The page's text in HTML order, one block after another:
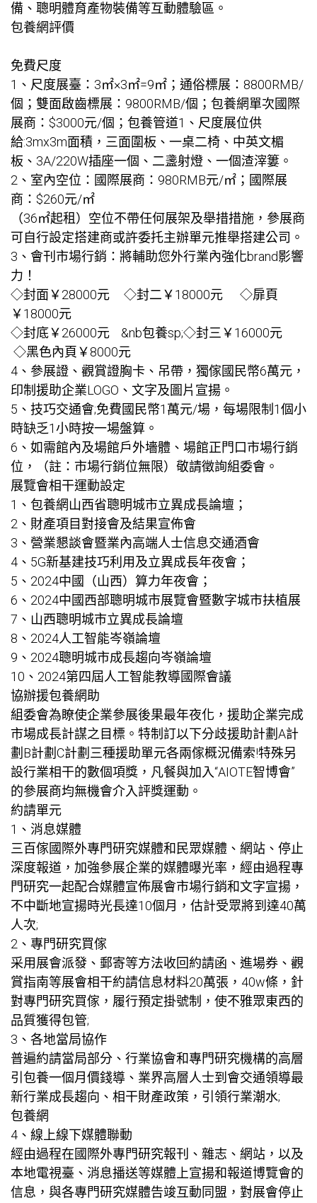
備、聰明體育產物裝備等互動體驗區。
包養網評價
免費尺度
1、尺度展臺：3㎡×3㎡=9㎡；通俗標展：8800RMB/
個；雙面啟齒標展：9800RMB/個； 包養網單次國際
展商：$3000元/個； 包養管道1、尺度展位供
給:3mx3m面積，三面圍板、一桌二椅、中英文楣
板、3A/220W插座一個、二盞射燈、一個渣滓簍。
2、室內空位：國際展商：980RMB元/㎡；國際展
商：$260元/㎡
（36㎡起租）空位不帶任何展架及舉措措施，參展商
可自行設定搭建商或許委托主辦單元推舉搭建公司。
3、會刊市場行銷：將輔助您外行業內強化brand影響
力！
◇封面￥28000元 ◇封二￥18000元 ◇扉頁
￥18000元
◇封底￥26000元 &nb包養sp;◇封三￥16000元
◇黑色內頁￥8000元
4、參展證、觀賞證胸卡、吊帶，獨傢國民幣6萬元，
印制援助企業LOGO、文字及圖片宣揚。
5、技巧交通會;免費國民幣1萬元/場，每場限制1個小
時缺乏1小時按一場盤算。
6、如需館內及場館戶外墻體、場館正門口市場行銷
位，（註：市場行銷位無限）敬請徵詢組委會。
展覽會相干運動設定
1、 包養網山西省聰明城市立異成長論壇；
2、財產項目對接會及結果宣佈會
3、營業懇談會暨業內高端人士信息交通酒會
4、5G新基建技巧利用及立異成長年夜會；
5、2024中國（山西）算力年夜會；
6、2024中國西部聰明城市展覽會暨數字城市扶植展
7、山西聰明城市立異成長論壇
8、2024人工智能岑嶺論壇
9、2024聰明城市成長趨向岑嶺論壇
10、2024第四屆人工智能教導國際會議
協辦援包養網助
組委會為瞭使企業參展後果最年夜化，援助企業完成
市場成長計謀之目標。特制訂以下分歧援助計劃A計
劃B計劃C計劃三種援助單元各兩傢概況備索!特殊另
設行業相干的數個項獎，凡餐與加入“AIOTE智博會”
的參展商均無機會介入評獎運動。
約請單元
1、消息媒體
三百傢國際外專門研究媒體和民眾媒體、網站、停止
深度報道，加強參展企業的媒體曝光率，經由過程專
門研究一起配合媒體宣佈展會市場行銷和文字宣揚，
不中斷地宣揚時光長達10個月，估計受眾將到達40萬
人次;
2、專門研究買傢
采用展會派發、郵寄等方法收回約請函、進場券、觀
賞指南等展會相干約請信息材料20萬張，40w條，針
對專門研究買傢，履行預定掛號制，使不雅眾東西的
品質獲得包管;
3、各地當局協作
普遍約請當局部分、行業協會和專門研究機構的高層
引 包養一個月價錢導、業界高層人士到會交通領導最
新行業成長趨向、相干財產政策，引領行業潮水;
包養網
4、線上線下媒體聯動
經由過程在國際外專門研究報刊、雜志、網站，以及
本地電視臺、消息播送等媒體上宣揚和報道博覽會的
信息，與各專門研究媒體告竣互動同盟，對展會停止